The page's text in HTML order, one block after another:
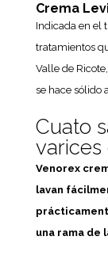
Crema
Indicada en el
tratamientos
Valle de
se hace sólido
Cuato
varices
Venorex
lavan
una rama de